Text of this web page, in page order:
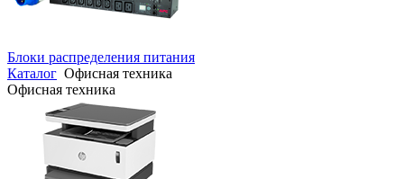
Блоки распределения питания
Каталог Офисная техника
Офисная техника